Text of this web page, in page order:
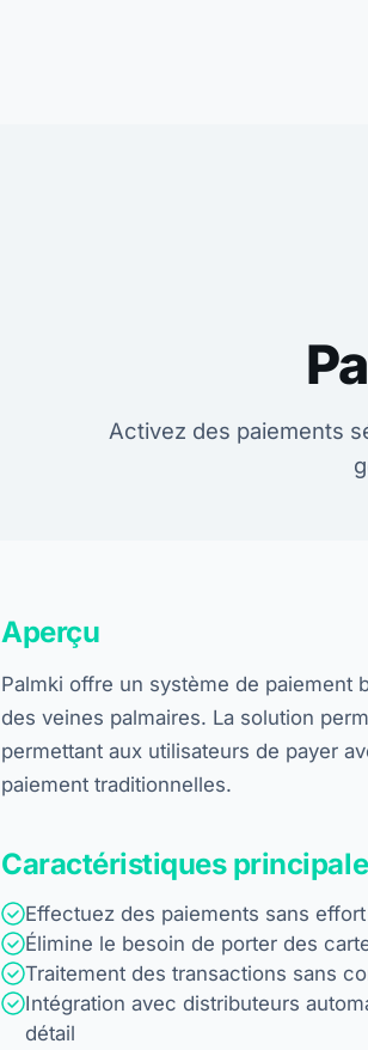
Activez des paiements
Aperçu
Palmki offre un système de paiement
des veines palmaires. La solution
permettant aux utilisateurs de payer
paiement traditionnelles.
Caractéristiques
Effectuez des paiements sans
Élimine le besoin de porter des
Traitement des transactions sans
Intégration avec distributeurs
détail